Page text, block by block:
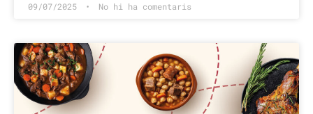
09/07/2025 No hi ha comentaris